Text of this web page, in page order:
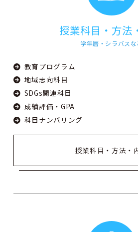
授業科目・方法
学年暦・シラバスな
教育プログラム
地域志向科目
SDGs関連科目
成績評価・GPA
科目ナンバリング
授業科目・方法・